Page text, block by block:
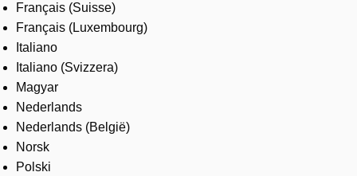
Français (Suisse)
Français (Luxembourg)
Italiano
Italiano (Svizzera)
Magyar
Nederlands
Nederlands (België)
Norsk
Polski